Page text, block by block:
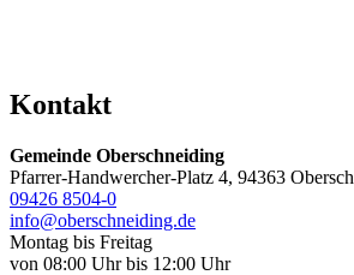
Kontakt
Gemeinde Oberschneiding
Pfarrer-Handwercher-Platz 4, 94363
09426 8504-0
info@oberschneiding.de
Montag bis Freitag
von 08:00 Uhr bis 12:00 Uhr